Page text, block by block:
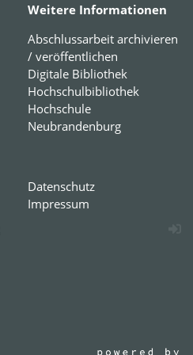
Weitere Informationen
Abschlussarbeit archivieren
/ veröffentlichen
Digitale Bibliothek
Hochschulbibliothek
Hochschule
Neubrandenburg
Datenschutz
Impressum